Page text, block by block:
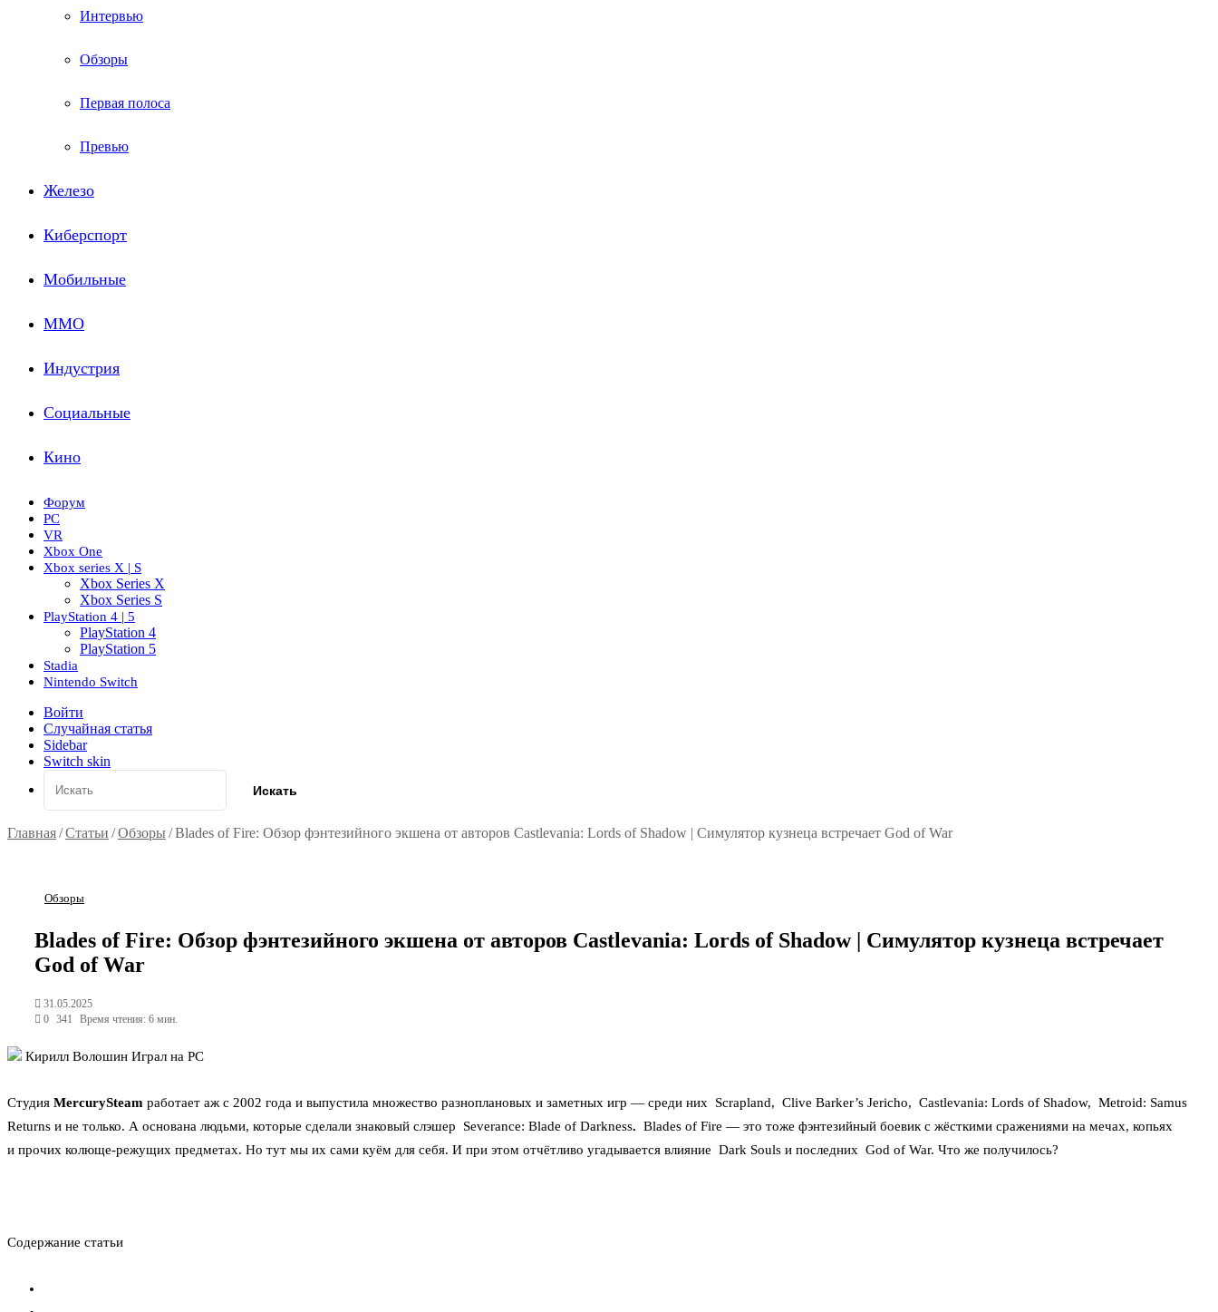
Интервью
Обзоры
Первая полоса
Превью
Железо
Киберспорт
Мобильные
ММО
Индустрия
Социальные
Кино
Форум
PC
VR
Xbox One
Xbox series X | S
Xbox Series X
Xbox Series S
PlayStation 4 | 5
PlayStation 4
PlayStation 5
Stadia
Nintendo Switch
Войти
Случайная статья
Sidebar
Switch skin
Искать
Главная/Статьи /Обзоры /Blades of Fire: Обзор фэнтезийного экшена от авторов Castlevania: Lords of Shadow | Симулятор кузнеца встречает God of War
Обзоры
Blades of Fire: Обзор фэнтезийного экшена от авторов Castlevania: Lords of Shadow | Симулятор кузнеца встречает
God of War
31.05.2025
0 341 Время чтения: 6 мин.
Кирилл Волошин Играл на PC
Студия MercurySteam работает аж с 2002 года и выпустила множество разноплановых и заметных игр — среди них Scrapland, Clive Barker’s Jericho, Castlevania: Lords of Shadow, Metroid: Samus
Returns и не только. А основана людьми, которые сделали знаковый слэшер Severance: Blade of Darkness. Blades of Fire — это тоже фэнтезийный боевик с жёсткими сражениями на мечах, копьях
и прочих колюще-режущих предметах. Но тут мы их сами куём для себя. И при этом отчётливо угадывается влияние Dark Souls и последних God of War. Что же получилось?
Содержание статьи